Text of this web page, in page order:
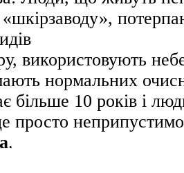
використовують
нормальних
більше 10 років і
просто
.